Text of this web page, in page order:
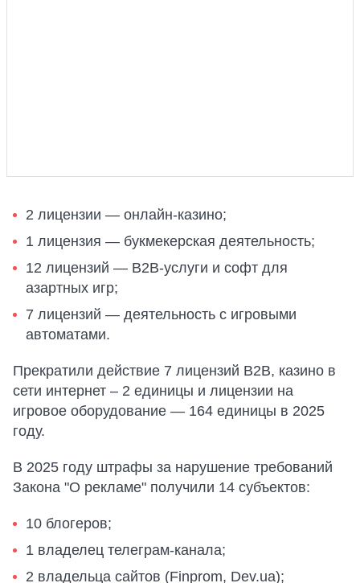
2 лицензии — онлайн-казино;
1 лицензия — букмекерская деятельность;
12 лицензий — B2B-услуги и софт для
азартных игр;
7 лицензий — деятельность с игровыми
автоматами.
Прекратили действие 7 лицензий В2В, казино в
сети интернет – 2 единицы и лицензии на
игровое оборудование — 164 единицы в 2025
году.
В 2025 году штрафы за нарушение требований
Закона "О рекламе" получили 14 субъектов:
10 блогеров;
1 владелец телеграм-канала;
2 владельца сайтов (Finprom, Dev.ua);